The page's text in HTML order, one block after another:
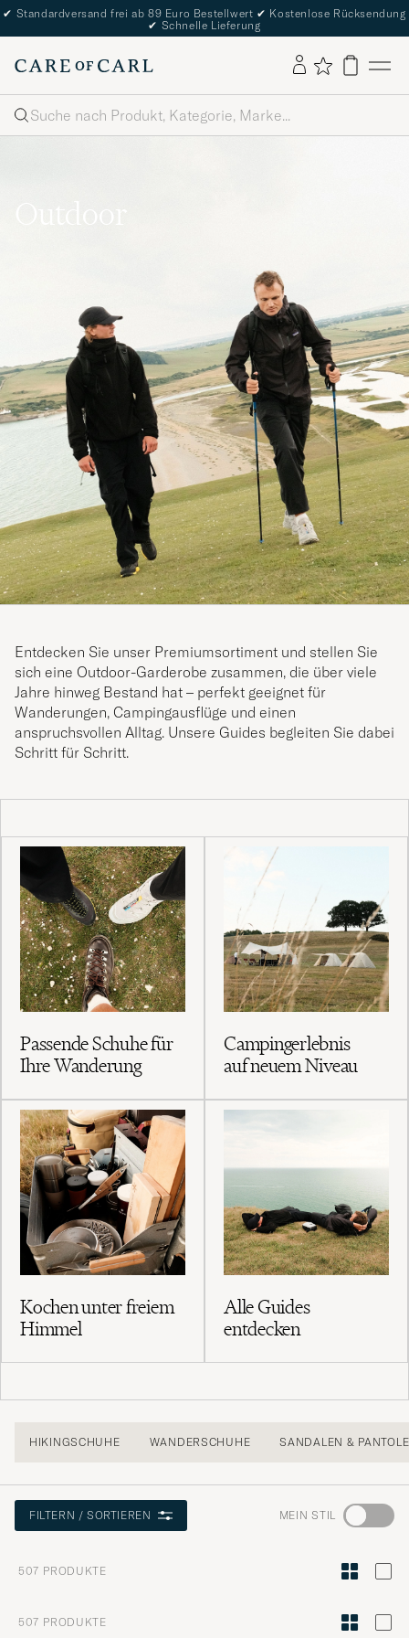
✔ Standardversand frei ab 89 Euro Bestellwert ✔ Kostenlose Rücksendung
✔ Schnelle Lieferung
Suche
Outdoor
Entdecken Sie unser Premiumsortiment und stellen Sie
sich eine Outdoor-Garderobe zusammen, die über viele
Jahre hinweg Bestand hat – perfekt geeignet für
Wanderungen, Campingausflüge und einen
anspruchsvollen Alltag. Unsere Guides begleiten Sie dabei
Schritt für Schritt.
Passende Schuhe für
Ihre Wanderung
Campingerlebnis
auf neuem Niveau
Kochen unter freiem
Himmel
Alle Guides
entdecken
HIKINGSCHUHE WANDERSCHUHE SANDALEN &
FILTERN / SORTIEREN MEIN STIL
Wechseln
zur
die
507 PRODUKTE
507 PRODUKTE